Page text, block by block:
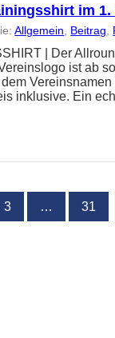
im
Allgemein Beitrag
| Der
ist ab
inklusive. Ein
3 … 31